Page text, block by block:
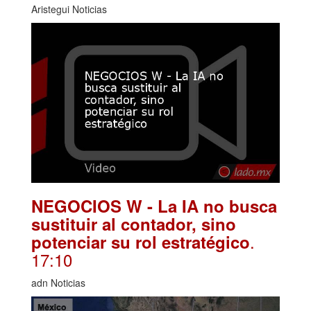
Aristegui Noticias
NEGOCIOS W - La IA no busca
sustituir al contador, sino
potenciar su rol estratégico.
17:10
adn Noticias